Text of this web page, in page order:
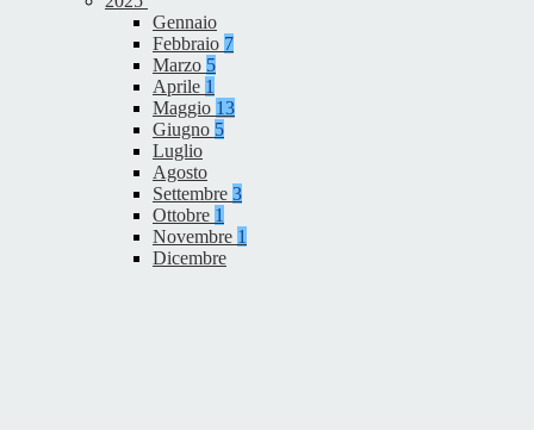
Gennaio
Febbraio 7
Marzo 5
Aprile 1
Maggio 13
Giugno 5
Luglio
Agosto
Settembre 3
Ottobre 1
Novembre 1
Dicembre